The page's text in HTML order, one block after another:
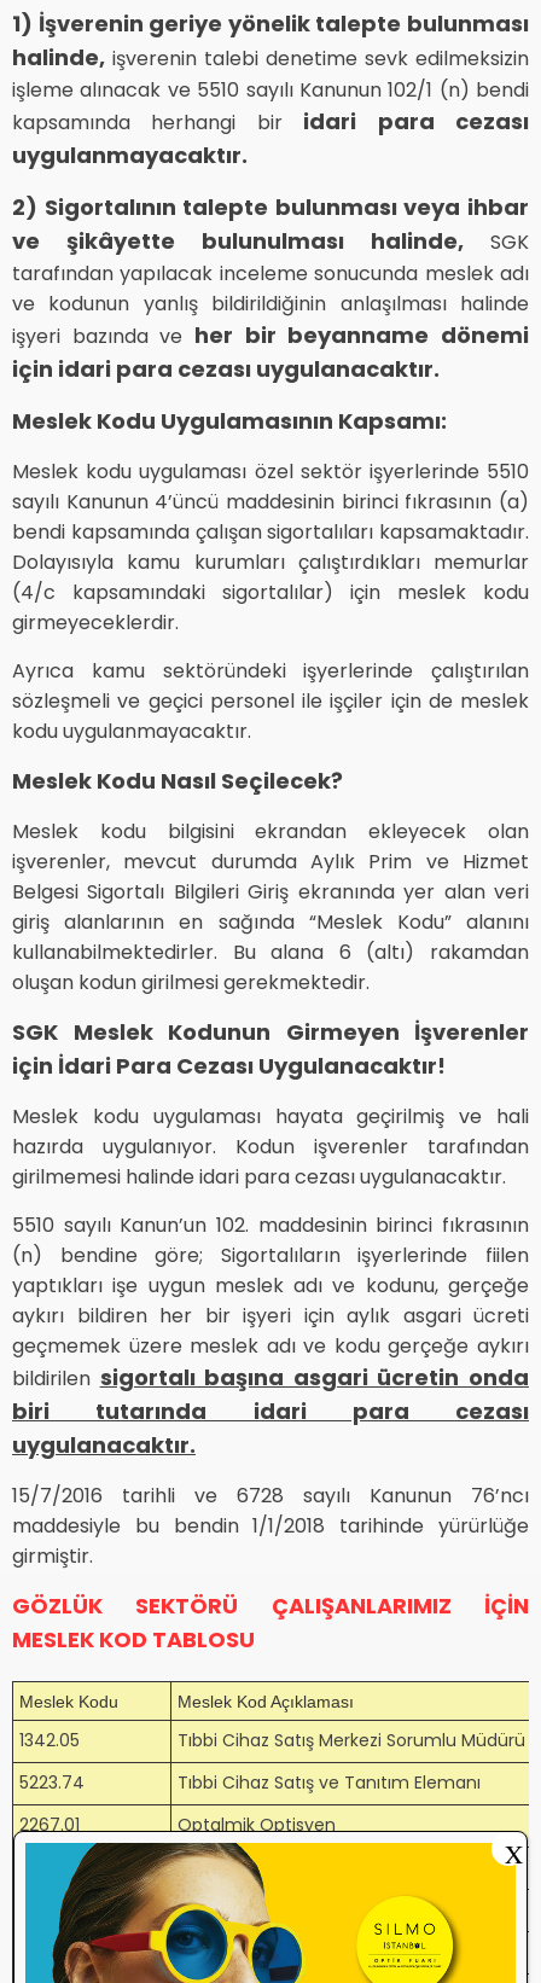
1) İşverenin geriye yönelik talepte bulunması
halinde, işverenin talebi denetime sevk edilmeksizin
işleme alınacak ve 5510 sayılı Kanunun 102/1 (n) bendi
kapsamında herhangi bir idari para cezası
uygulanmayacaktır.
2) Sigortalının talepte bulunması veya ihbar
ve şikâyette bulunulması halinde, SGK
tarafından yapılacak inceleme sonucunda meslek adı
ve kodunun yanlış bildirildiğinin anlaşılması halinde
işyeri bazında ve her bir beyanname dönemi
için idari para cezası uygulanacaktır.
Meslek Kodu Uygulamasının Kapsamı:
Meslek kodu uygulaması özel sektör işyerlerinde 5510
sayılı Kanunun 4’üncü maddesinin birinci fıkrasının (a)
bendi kapsamında çalışan sigortalıları kapsamaktadır.
Dolayısıyla kamu kurumları çalıştırdıkları memurlar
(4/c kapsamındaki sigortalılar) için meslek kodu
girmeyeceklerdir.
Ayrıca kamu sektöründeki işyerlerinde çalıştırılan
sözleşmeli ve geçici personel ile işçiler için de meslek
kodu uygulanmayacaktır.
Meslek Kodu Nasıl Seçilecek?
Meslek kodu bilgisini ekrandan ekleyecek olan
işverenler, mevcut durumda Aylık Prim ve Hizmet
Belgesi Sigortalı Bilgileri Giriş ekranında yer alan veri
giriş alanlarının en sağında “Meslek Kodu” alanını
kullanabilmektedirler. Bu alana 6 (altı) rakamdan
oluşan kodun girilmesi gerekmektedir.
SGK Meslek Kodunun Girmeyen İşverenler
için İdari Para Cezası Uygulanacaktır!
Meslek kodu uygulaması hayata geçirilmiş ve hali
hazırda uygulanıyor. Kodun işverenler tarafından
girilmemesi halinde idari para cezası uygulanacaktır.
5510 sayılı Kanun’un 102. maddesinin birinci fıkrasının
(n) bendine göre; Sigortalıların işyerlerinde fiilen
yaptıkları işe uygun meslek adı ve kodunu, gerçeğe
aykırı bildiren her bir işyeri için aylık asgari ücreti
geçmemek üzere meslek adı ve kodu gerçeğe aykırı
bildirilen sigortalı başına asgari ücretin onda
biri tutarında idari para cezası
uygulanacaktır.
15/7/2016 tarihli ve 6728 sayılı Kanunun 76’ncı
maddesiyle bu bendin 1/1/2018 tarihinde yürürlüğe
girmiştir.
GÖZLÜK SEKTÖRÜ ÇALIŞANLARIMIZ İÇİN
MESLEK KOD TABLOSU
Meslek Kodu Meslek Kod Açıklaması
1342.05 Tıbbi Cihaz Satış Merkezi Sorumlu Müdürü
5223.74
Tıbbi Cihaz Satış ve Tanıtım Elemanı
2267.01
Optalmik Optisyen
Optik Aletler İmalat İşçisi Ve Tamircisi
7315.17
Optik Cam Kesicisi
3254.02
Optisyen
X